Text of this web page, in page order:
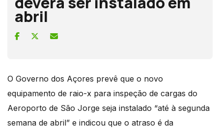
abril
O Governo dos Açores prevê que o novo
equipamento de raio-x para inspeção de cargas do
Aeroporto de São Jorge seja instalado “até à segunda
semana de abril” e indicou que o atraso é da